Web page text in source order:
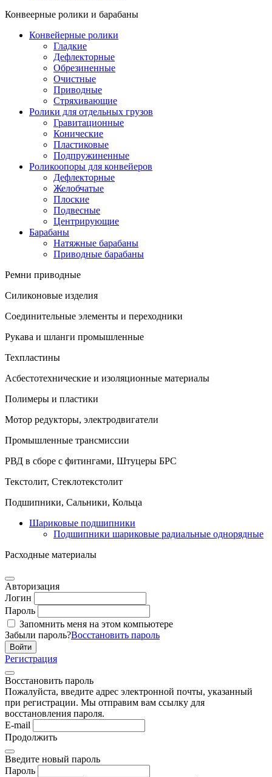
Конвеерные ролики и барабаны
Конвейерные ролики
Гладкие
Дефлекторные
Обрезиненные
Очистные
Приводные
Стряхивающие
Ролики для отдельных грузов
Гравитационные
Конические
Пластиковые
Подпружиненные
Роликоопоры для конвейеров
Дефлекторные
Желобчатые
Плоские
Подвесные
Центрирующие
Барабаны
Натяжные барабаны
Приводные барабаны
Ремни приводные
Силиконовые изделия
Соединительные элементы и переходники
Рукава и шланги промышленные
Техпластины
Асбестотехнические и изоляционные материалы
Полимеры и пластики
Мотор редукторы, электродвигатели
Промышленные трансмиссии
РВД в сборе с фитингами, Штуцеры БРС
Текстолит, Стеклотекстолит
Подшипники, Сальники, Кольца
Шариковые подшипники
Подшипники шариковые радиальные однорядные
Расходные материалы
Авторизация
Логин
Пароль
Запомнить меня на этом компьютере
Забыли пароль?Восстановить пароль
Регистрация
Восстановить пароль
Пожалуйста, введите адрес электронной почты, указанный
при регистрации. Мы отправим вам ссылку для
восстановления пароля.
E-mail
Продолжить
Введите новый пароль
Пароль